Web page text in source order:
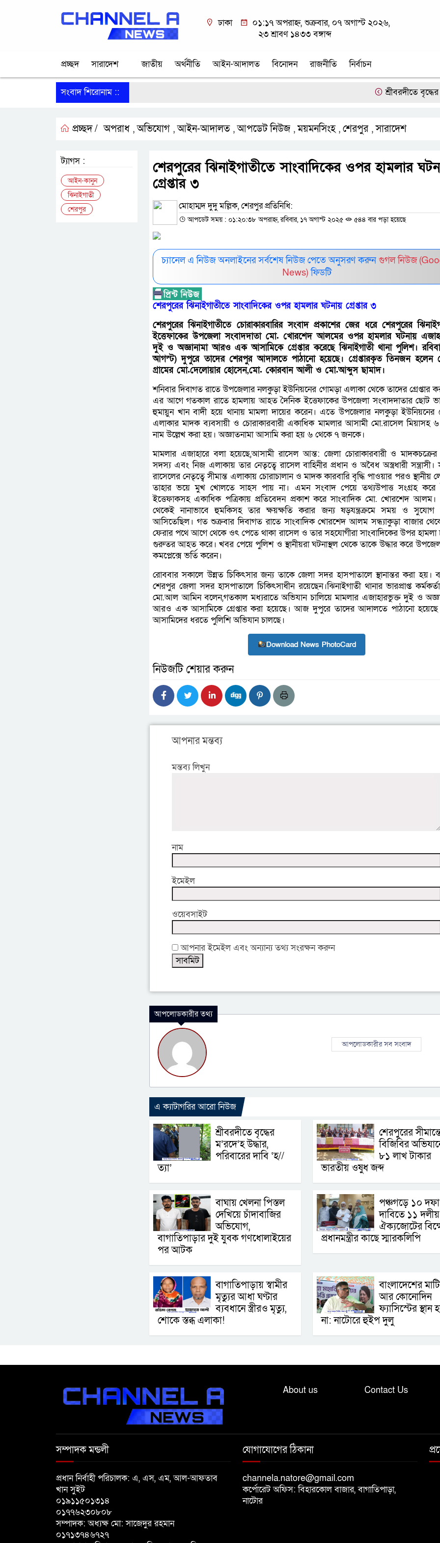
ঢাকা
০১:১৭ অপরাহ্ন, শুক্রবার, ০৭ অগাস্ট ২০২৬,
২৩ শ্রাবণ ১৪৩৩ বঙ্গাব্দ
প্রচ্ছদ সারাদেশ জাতীয় অর্থনীতি আইন-আদালত বিনোদন রাজনীতি নির্বাচন
সংবাদ শিরোনাম :: শ্রীবরদীতে বৃদ্ধের
প্রচ্ছদ / অপরাধ ,অভিযোগ ,আইন-আদালত ,আপডেট নিউজ ,ময়মনসিংহ , শেরপুর ,সারাদেশ
শেরপুরের ঝিনাইগাতীতে সাংবাদিকের ওপর হামলার
গ্রেপ্তার ৩
মোহাম্মদ দুদু মল্লিক, শেরপুর প্রতিনিধি:
আপডেট সময় : ০১:২০:৩৮ অপরাহ্ন, রবিবার, ১৭ অগাস্ট ২০২৫ ৫৪৪ বার পড়া হয়েছে
চ্যানেল এ নিউজ অনলাইনের সর্বশেষ নিউজ পেতে অনুসরণ করুনগুগল নিউজ
News) ফিডটি
শেরপুরের ঝিনাইগাতীতে সাংবাদিকের ওপর হামলার ঘটনায় গ্রেপ্তার ৩
শেরপুরের ঝিনাইগাতীতে চোরাকারবারির সংবাদ প্রকাশের জের ধরে শেরপুরের
ইত্তেফাকের উপজেলা সংবাদদাতা মো. খোরশেদ আলমের ওপর হামলার ঘটনায়
দুই ও অজ্ঞানামা আরও এক আসামিকে গ্রেপ্তার করেছে ঝিনাইগাতী থানা পুলিশ।
আগস্ট) দুপুরে তাদের শেরপুর আদালতে পাঠানো হয়েছে। গ্রেপ্তারকৃত তিনজন হলেন
গ্রামের মো.দেলোয়ার হোসেন,মো. কোরবান আলী ও মো.আব্দুস ছামাদ।
শনিবার দিবাগত রাতে উপজেলার নলকুড়া ইউনিয়নের গোমড়া এলাকা থেকে তাদের গ্রেপ্তার
এর আগে গতকাল রাতে হামলায় আহত দৈনিক ইত্তেফাকের উপজেলা সংবাদদাতার ছোট
হুমায়ুন খান বাদী হয়ে থানায় মামলা দায়ের করেন। এতে উপজেলার নলকুড়া ইউনিয়নের
এলাকার মাদক ব্যবসায়ী ও চোরাকারবারী একাধিক মামলার আসামী মো.রাসেল মিয়াসহ
নাম উল্লেখ করা হয়। অজ্ঞাতনামা আসামি করা হয় ৬ থেকে ৭ জনকে।
মামলার এজাহারে বলা হয়েছে,আসামী রাসেল আন্ত: জেলা চোরাকারবারী ও মাদকচক্রের
সদস্য এবং নিজ এলাকায় তার নেতৃত্বে রাসেল বাহিনীর প্রধান ও অবৈধ অস্ত্রধারী সন্ত্রাসী।
রাসেলের নেতৃত্বে সীমান্ত এলাকায় চোরাচালান ও মাদক কারবারি বৃদ্ধি পাওয়ার পরও
তাহার ভয়ে মুখ খোলতে সাহস পায় না। এমন সংবাদ পেয়ে তথ্যউপাত্ত সংগ্রহ করে
ইত্তেফাকসহ একাধিক পত্রিকায় প্রতিবেদন প্রকাশ করে সাংবাদিক মো. খোরশেদ
থেকেই নানাভাবে হুমকিসহ তার ক্ষয়ক্ষতি করার জন্য ষড়যন্ত্রক্রমে সময় ও সুযোগ
আসিতেছিল। গত শুক্রবার দিবাগত রাতে সাংবাদিক খোরশেদ আলম সন্ধ্যাকুড়া বাজার
ফেরার পথে আগে থেকে ওৎ পেতে থাকা রাসেল ও তার সহযোগীরা সাংবাদিকের উপর হামলা
গুরুতর আহত করে। খবর পেয়ে পুলিশ ও স্থানীয়রা ঘটনাস্থল থেকে তাকে উদ্ধার করে উপজেলা
কমপ্লেক্সে ভর্তি করেন।
রোববার সকালে উন্নত চিকিৎসার জন্য তাকে জেলা সদর হাসপাতালে স্থানান্তর করা হয়।
শেরপুর জেলা সদর হাসপাতালে চিকিৎসাধীন রয়েছেন।ঝিনাইগাতী থানার ভারপ্রাপ্ত
মো.আল আমিন বলেন,গতকাল মধ্যরাতে অভিযান চালিয়ে মামলার এজাহারভুক্ত দুই ও
আরও এক আসামিকে গ্রেপ্তার করা হয়েছে। আজ দুপুরে তাদের আদালতে পাঠানো
আসামিদের ধরতে পুলিশি অভিযান চালছে।
Download News PhotoCard
নিউজটি শেয়ার করুন
আপনার মন্তব্য
মন্তব্য লিখুন
নাম
ইমেইল
ওয়েবসাইট
আপনার ইমেইল এবং অন্যান্য তথ্য সংরক্ষন করুন
আপলোডকারীর তথ্য
আপলোডকারীর সব সংবাদ
এ ক্যাটাগরির আরো নিউজ
শ্রীবরদীতে বৃদ্ধের
ম’রদে’হ উদ্ধার,
পরিবারের দাবি ‘হ//
ত্যা’
শেরপুরের
বিজিবির
৮১ লাখ টাকার
ভারতীয় ওষুধ জব্দ
বাঘায় খেলনা পিস্তল
দেখিয়ে চাঁদাবাজির
অভিযোগ,
বাগাতিপাড়ার দুই যুবক গণধোলাইয়ের
পর আটক
পঞ্চগড়ে ১০ দফা
দাবিতে ১১ দলীয়
ঐক্যজোটের
প্রধানমন্ত্রীর কাছে স্মারকলিপি
বাগাতিপাড়ায় স্বামীর
মৃত্যুর আধা ঘণ্টার
ব্যবধানে স্ত্রীরও মৃত্যু,
শোকে স্তব্ধ এলাকা!
বাংলাদেশের
আর কোনোদিন
ফ্যাসিস্টের স্থান
না: নাটোরে হুইপ দুলু
ট্যাগস :
আইন-কানুন
ঝিনাইগাতী
শেরপুর
About us Contact Us
সম্পাদক মন্ডলী
প্রধান নির্বাহী পরিচালক: এ, এস, এম, আল-আফতাব
খান সুইট
০১৯১১৫০১৩১৪
০১৭৭৬২৩০৮০৮
সম্পাদক: অধ্যক্ষ মো: সাজেদুর রহমান
০১৭১৩৭৪৬৭২৭
যোগাযোগের ঠিকানা
channela.natore@gmail.com
কর্পোরেট অফিস: বিহারকোল বাজার, বাগাতিপাড়া,
নাটোর